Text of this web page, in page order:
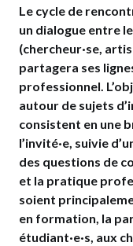
Le cycle de
un dialogue entre
(chercheur·se,
partagera ses
professionnel.
autour de sujets
consistent en une
l’invité·e, suivie
des questions de
et la pratique
soient
en formation, la
étudiant·e·s, aux